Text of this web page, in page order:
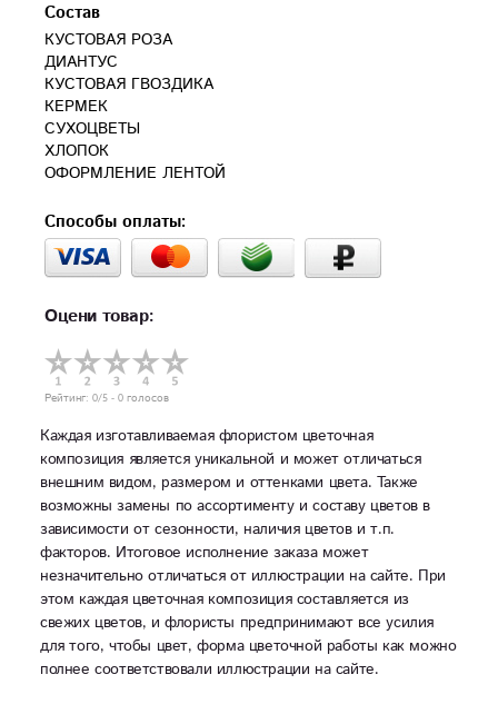
Состав
КУСТОВАЯ РОЗА
ДИАНТУС
КУСТОВАЯ ГВОЗДИКА
КЕРМЕК
СУХОЦВЕТЫ
ХЛОПОК
ОФОРМЛЕНИЕ ЛЕНТОЙ
Способы оплаты:
Оцени товар:
Рейтинг: 0/5 - 0 голосов
Каждая изготавливаемая флористом цветочная
композиция является уникальной и может отличаться
внешним видом, размером и оттенками цвета. Также
возможны замены по ассортименту и составу цветов в
зависимости от сезонности, наличия цветов и т.п.
факторов. Итоговое исполнение заказа может
незначительно отличаться от иллюстрации на сайте. При
этом каждая цветочная композиция составляется из
свежих цветов, и флористы предпринимают все усилия
для того, чтобы цвет, форма цветочной работы как можно
полнее соответствовали иллюстрации на сайте.